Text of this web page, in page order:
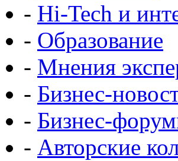
- Hi-Tech и
- Образование
- Мнения
- Бизнес-
- Бизнес-
- Авторские